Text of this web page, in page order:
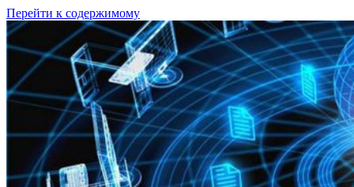
Перейти к содержимому